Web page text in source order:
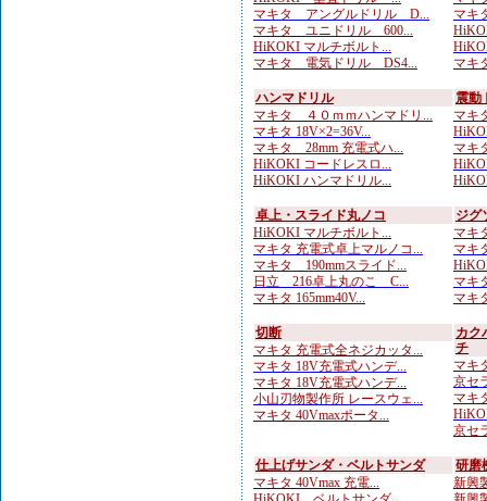
マキタ アングルドリル D...
マキタ ユニドリル 600...
HiKOKI マルチボルト...
マキタ 電気ドリル DS4...
マキ
マキ
ハンマドリル
マキタ ４０ｍｍハンマドリ...
マキタ 18V×2=36V...
マキタ 28mm 充電式ハ...
HiKOKI コードレスロ...
HiKOKI ハンマドリル...
震動
マキ
マキ
卓上・スライド丸ノコ
HiKOKI マルチボルト...
マキタ 充電式卓上マルノコ...
マキタ 190mmスライド...
日立 216卓上丸のこ C...
マキタ 165mm40V...
ジグ
マキ
マキ
マキ
マキ
切断
マキタ 充電式全ネジカッタ...
マキタ 18V充電式ハンデ...
マキタ 18V充電式ハンデ...
小山刃物製作所 レースウェ...
マキタ 40Vmaxポータ...
カク
チ
マキ
京セ
マキ
京セ
仕上げサンダ・ベルトサンダ
マキタ 40Vmax 充電...
研磨
新興